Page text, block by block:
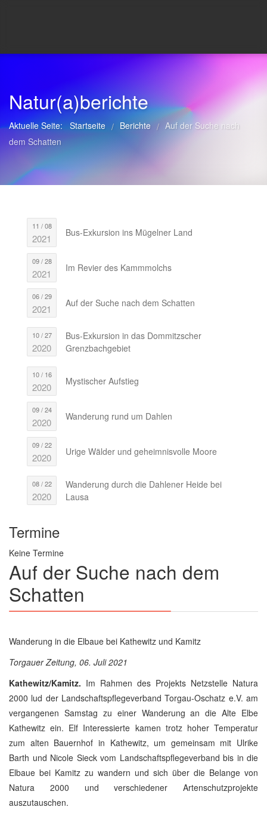
Natur(a)berichte
Aktuelle Seite: Startseite / Berichte / Auf der Suche nach
dem Schatten
11 / 08
2021 Bus-Exkursion ins Mügelner Land
09 / 28
2021 Im Revier des Kammmolchs
06 / 29
2021 Auf der Suche nach dem Schatten
10 / 27
2020
Bus-Exkursion in das Dommitzscher
Grenzbachgebiet
10 / 16
2020 Mystischer Aufstieg
09 / 24
2020 Wanderung rund um Dahlen
09 / 22
2020 Urige Wälder und geheimnisvolle Moore
08 / 22
2020
Wanderung durch die Dahlener Heide bei
Lausa
Termine
Keine Termine
Auf der Suche nach dem
Schatten
Wanderung in die Elbaue bei Kathewitz und Kamitz
Torgauer Zeitung, 06. Juli 2021
Kathewitz/Kamitz. Im Rahmen des Projekts Netzstelle Natura
2000 lud der Landschaftspflegeverband Torgau-Oschatz e.V. am
vergangenen Samstag zu einer Wanderung an die Alte Elbe
Kathewitz ein. Elf Interessierte kamen trotz hoher Temperatur
zum alten Bauernhof in Kathewitz, um gemeinsam mit Ulrike
Barth und Nicole Sieck vom Landschaftspflegeverband bis in die
Elbaue bei Kamitz zu wandern und sich über die Belange von
Natura 2000 und verschiedener Artenschutzprojekte
auszutauschen.